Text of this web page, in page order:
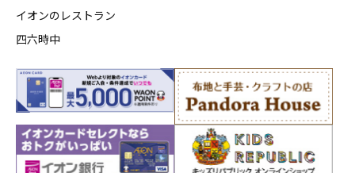
イオンのレストラン
四六時中